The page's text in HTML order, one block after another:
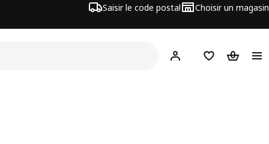
Saisir le code postal Choisir un magasin
Mon compteFavorisPanier